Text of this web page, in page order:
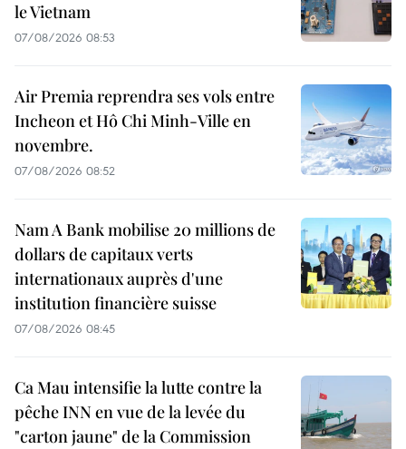
le Vietnam
07/08/2026 08:53
Air Premia reprendra ses vols entre
Incheon et Hô Chi Minh-Ville en
novembre.
07/08/2026 08:52
Nam A Bank mobilise 20 millions de
dollars de capitaux verts
internationaux auprès d'une
institution financière suisse
07/08/2026 08:45
Ca Mau intensifie la lutte contre la
pêche INN en vue de la levée du
"carton jaune" de la Commission